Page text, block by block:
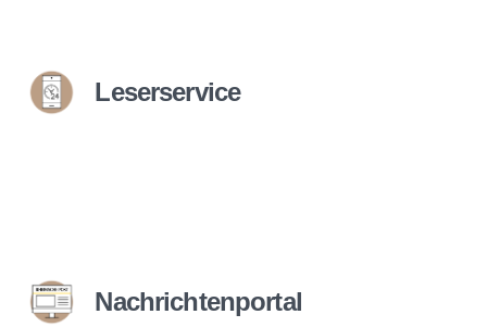
Leserservice
Nachrichtenportal